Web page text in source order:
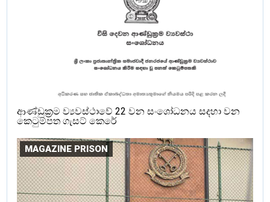
ආණ්ඩුක්‍රම ව්‍යවස්ථාවේ 22 වන සංශෝධනය සදහා වන
කෙටුම්පත ගැසට් කෙරේ
MAGAZINE PRISON